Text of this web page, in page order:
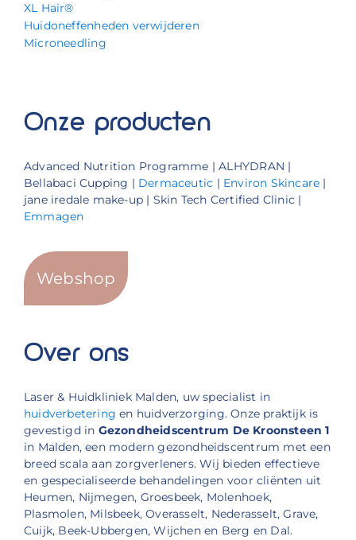
XL Hair®
Huidoneffenheden verwijderen
Microneedling
Onze producten
Advanced Nutrition Programme | ALHYDRAN |
Bellabaci Cupping | Dermaceutic | Environ Skincare |
jane iredale make-up | Skin Tech Certified Clinic |
Emmagen
Webshop
Over ons
Laser & Huidkliniek Malden, uw specialist in
huidverbetering en huidverzorging. Onze praktijk is
gevestigd in Gezondheidscentrum De Kroonsteen 1
in Malden, een modern gezondheidscentrum met een
breed scala aan zorgverleners. Wij bieden effectieve
en gespecialiseerde behandelingen voor cliënten uit
Heumen, Nijmegen, Groesbeek, Molenhoek,
Plasmolen, Milsbeek, Overasselt, Nederasselt, Grave,
Cuijk, Beek-Ubbergen, Wijchen en Berg en Dal.